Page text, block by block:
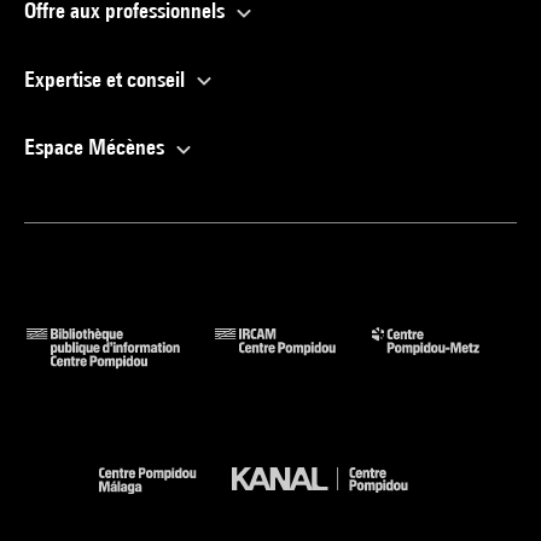
Offre aux professionnels
Expertise et conseil
Espace Mécènes